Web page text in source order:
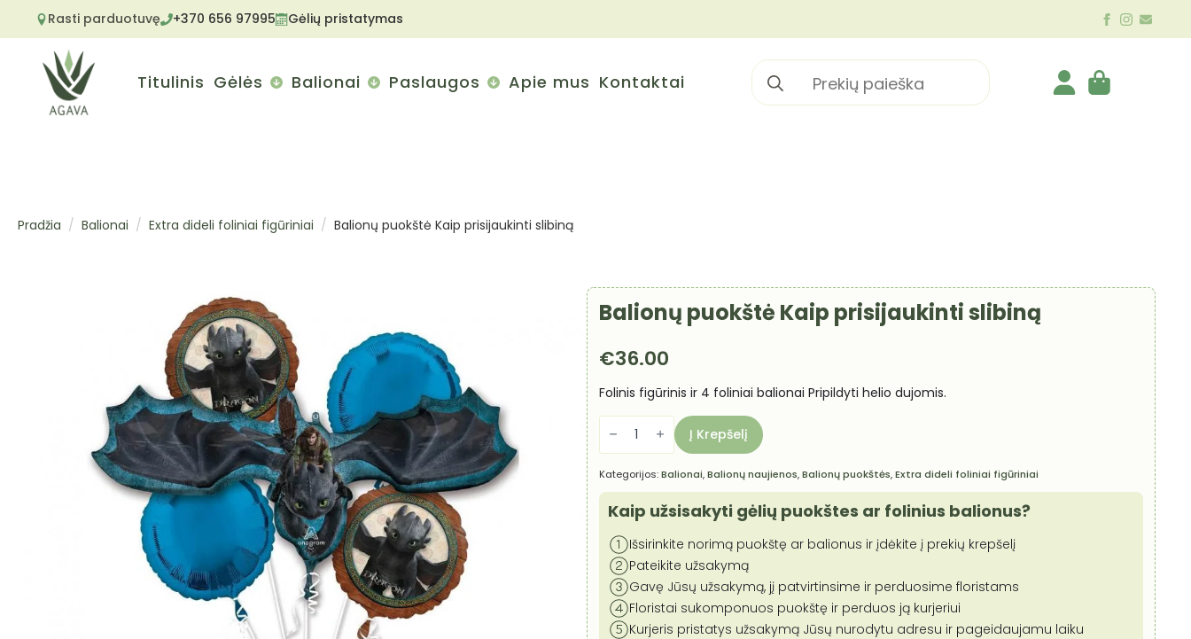
Rasti parduotuvę +370 656 97995 Gėlių pristatymas
Titulinis Gėlės Balionai Paslaugos Apie mus Kontaktai
Search
for:
Pradžia Balionai Extra dideli foliniai figūriniai Balionų puokštė Kaip prisijaukinti slibiną
Balionų puokštė Kaip prisijaukinti slibiną
€36.00
Folinis figūrinis ir 4 foliniai balionai Pripildyti helio dujomis.
produkto
kiekis:
puokštė
Kaip
prisijaukinti
slibiną
Į Krepšelį
Kategorijos:Balionai,Balionų naujienos,Balionų puokštės,Extra dideli foliniai figūriniai
Kaip užsisakyti gėlių puokštes ar folinius balionus?
Išsirinkite norimą puokštę ar balionus ir įdėkite į prekių krepšelį
Pateikite užsakymą
Gavę Jūsų užsakymą, jį patvirtinsime ir perduosime floristams
Floristai sukomponuos puokštę ir perduos ją kurjeriui
Kurjeris pristatys užsakymą Jūsų nurodytu adresu ir pageidaujamu laiku